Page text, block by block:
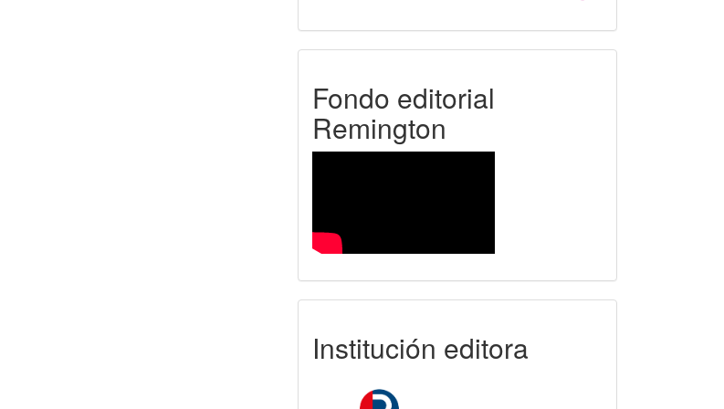
Fondo editorial
Remington
Institución editora